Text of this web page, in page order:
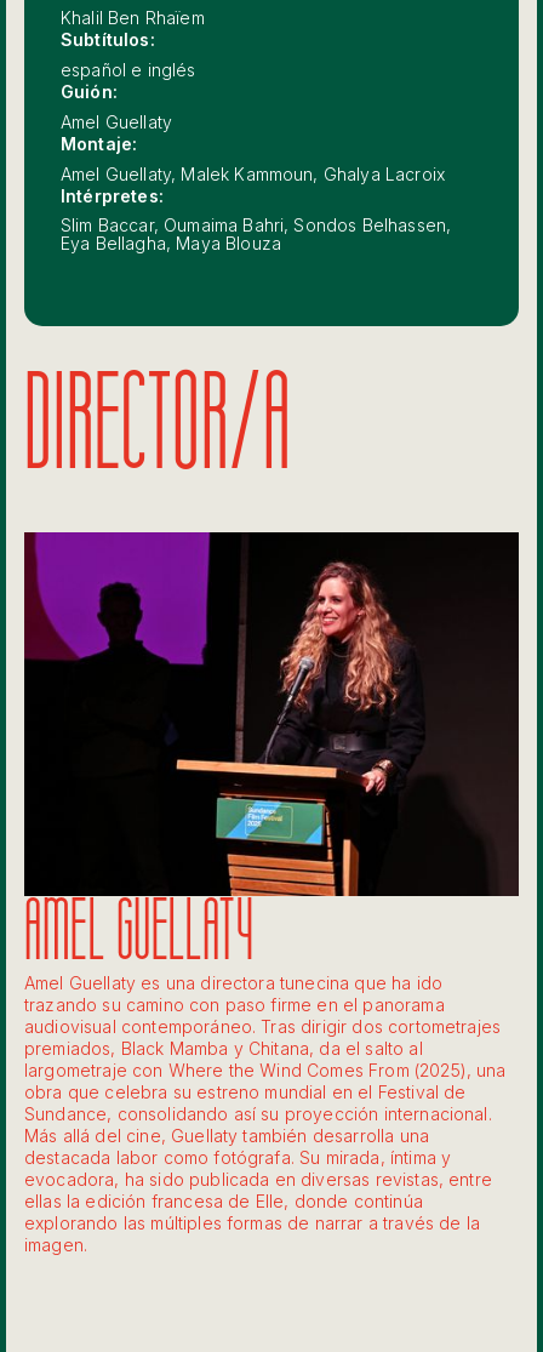
Khalil Ben Rhaïem
Subtítulos:
español e inglés
Guión:
Amel Guellaty
Montaje:
Amel Guellaty, Malek Kammoun, Ghalya Lacroix
Intérpretes:
Slim Baccar, Oumaima Bahri, Sondos Belhassen,
Eya Bellagha, Maya Blouza
DIRECTOR/A
AMEL GUELLATY
Amel Guellaty es una directora tunecina que ha ido
trazando su camino con paso firme en el panorama
audiovisual contemporáneo. Tras dirigir dos cortometrajes
premiados, Black Mamba y Chitana, da el salto al
largometraje con Where the Wind Comes From (2025), una
obra que celebra su estreno mundial en el Festival de
Sundance, consolidando así su proyección internacional.
Más allá del cine, Guellaty también desarrolla una
destacada labor como fotógrafa. Su mirada, íntima y
evocadora, ha sido publicada en diversas revistas, entre
ellas la edición francesa de Elle, donde continúa
explorando las múltiples formas de narrar a través de la
imagen.